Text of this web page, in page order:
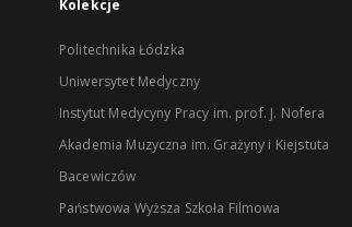
Kolekcje
Politechnika Łódzka
Uniwersytet Medyczny
Instytut Medycyny Pracy im. prof. J. Nofera
Akademia Muzyczna im. Grażyny i Kiejstuta
Bacewiczów
Państwowa Wyższa Szkoła Filmowa